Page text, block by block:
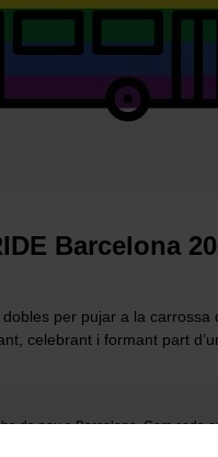
Barcelona
per pujar a la carrossa
celebrant i formant part
de nou a Barcelona. Com cada
alegria i molt d’orgull per